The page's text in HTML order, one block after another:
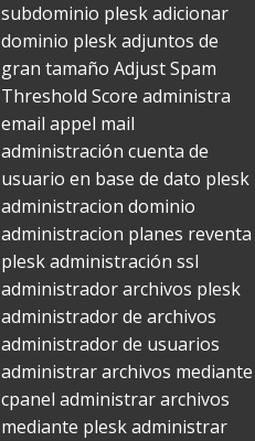
subdominio pleskadicionar
dominio pleskadjuntos de
gran tamaño Adjust Spam
Threshold Score administra
email appel mail
administración cuenta de
usuario en base de dato plesk
administracion dominio
administracion planes reventa
pleskadministración ssl
administrador archivos plesk
administrador de archivos
administrador de usuarios
administrar archivos mediante
cpanel administrar archivos
mediante pleskadministrar